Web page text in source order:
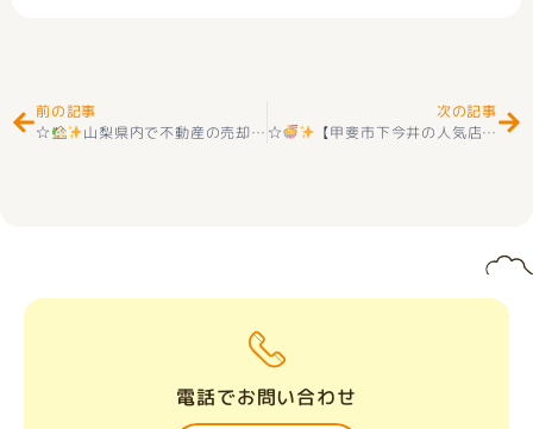
前の記事
☆
山梨県内で不動産の売却をご検討中の皆さまへ ☆
次の記事
☆
【甲斐市下今井の人気店！ラーメンしん道さんへ行ってきました
電話でお問い合わせ